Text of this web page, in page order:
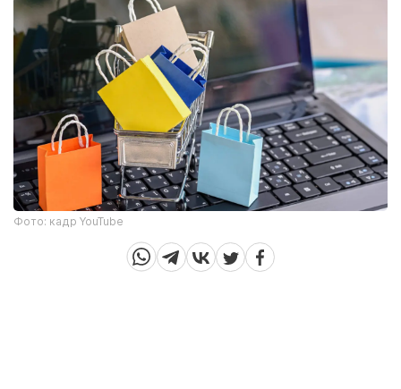
Фото: кадр YouTube